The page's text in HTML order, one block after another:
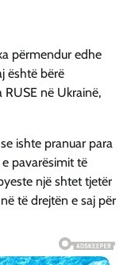
përmendur edhe
është bërë
në Ukrainë,
ishte pranuar para
pavarësimit të
një shtet tjetër
të drejtën e saj për